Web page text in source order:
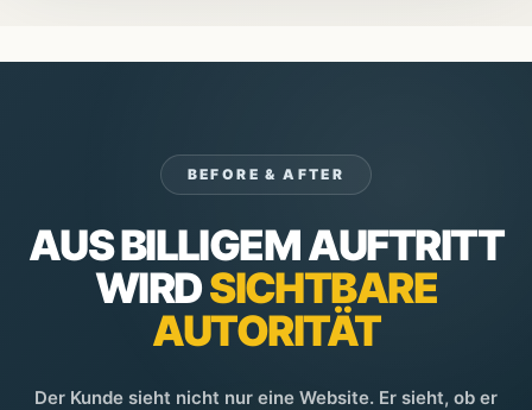
BEFORE & AFTER
AUS BILLIGEM AUFTRITT
WIRDSICHTBARE
AUTORITÄT
Der Kunde sieht nicht nur eine Website. Er sieht, ob er